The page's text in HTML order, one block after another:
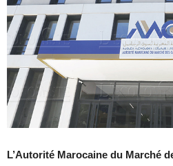
L’Autorité Marocaine du Marché